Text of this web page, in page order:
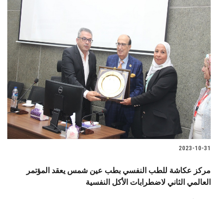
الإعلام
تواصل معنا
الطلاب
هيئة التدريس
الدراسات العليا
2023-10-31
مركز عكاشة للطب النفسي بطب عين شمس يعقد المؤتمر
العالمي الثاني لاضطرابات الأكل النفسية